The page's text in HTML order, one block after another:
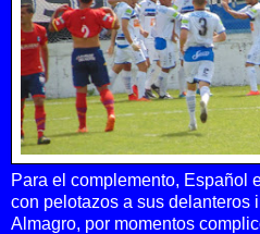
Para el complemento, Español
con pelotazos a sus delanteros
Almagro, por momentos